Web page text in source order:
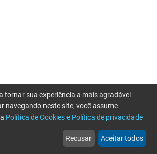
web
Notícias
more_horiz
Mais
tornar sua experiência a mais agradável
navegando neste site, você assume
Política de Cookies e Política de privacidade
Recusar Aceitar todos
por favor tente novamente